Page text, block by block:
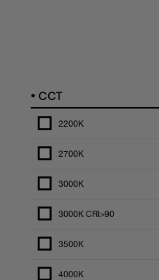
• CCT
2200K
2700K
3000K
3000K CRI>90
3500K
4000K